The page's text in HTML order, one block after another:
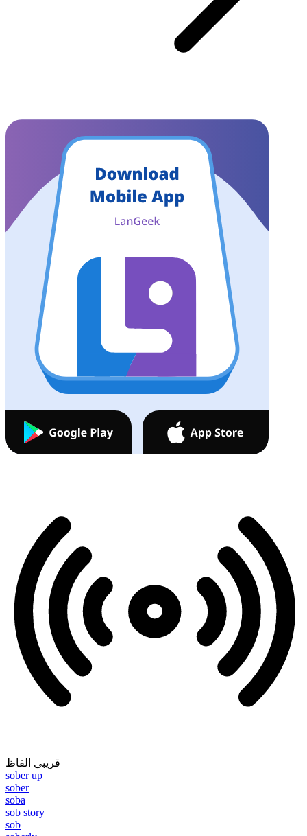
قریبی الفاظ
sober up
sober
soba
sob story
sob